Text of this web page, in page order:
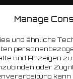
Manage
und ähnliche
und Anzeigen
oder
kann